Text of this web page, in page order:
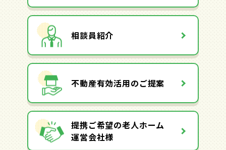
相談員紹介
不動産有効活用のご提案
提携ご希望の老人ホーム
運営会社様